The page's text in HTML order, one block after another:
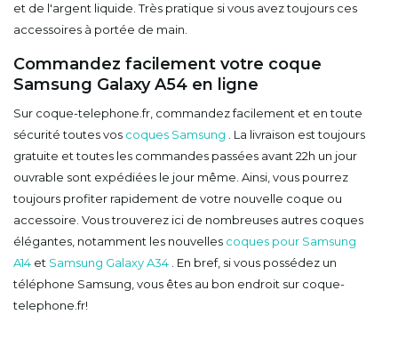
et de l'argent liquide. Très pratique si vous avez toujours ces
accessoires à portée de main.
Commandez facilement votre coque
Samsung Galaxy A54 en ligne
Sur coque-telephone.fr, commandez facilement et en toute
sécurité toutes vos coques Samsung . La livraison est toujours
gratuite et toutes les commandes passées avant 22h un jour
ouvrable sont expédiées le jour même. Ainsi, vous pourrez
toujours profiter rapidement de votre nouvelle coque ou
accessoire. Vous trouverez ici de nombreuses autres coques
élégantes, notamment les nouvelles coques pour Samsung
A14 et Samsung Galaxy A34 . En bref, si vous possédez un
téléphone Samsung, vous êtes au bon endroit sur coque-
telephone.fr!